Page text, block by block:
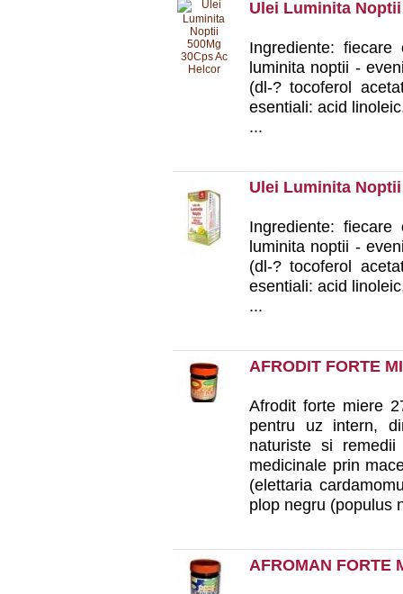
Ulei Luminita
Ingrediente:
luminita noptii -
(dl-? tocoferol
esentiali: acid
...
Ulei Luminita
Ingrediente:
luminita noptii -
(dl-? tocoferol
esentiali: acid
...
AFRODIT FORTE
Afrodit forte miere
pentru uz intern,
naturiste si
medicinale prin
(elettaria
plop negru (populus
AFROMAN FORTE